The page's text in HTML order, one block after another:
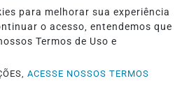
para melhorar sua experiência
o acesso, entendemos que
Termos de Uso e
ACESSE NOSSOS TERMOS